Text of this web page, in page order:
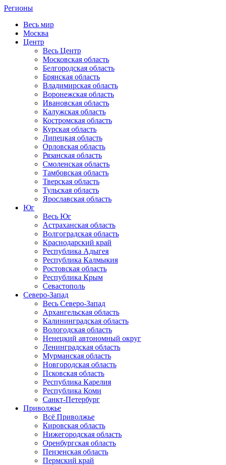
Регионы
Весь мир
Москва
Центр
Весь Центр
Московская область
Белгородская область
Брянская область
Владимирская область
Воронежская область
Ивановская область
Калужская область
Костромская область
Курская область
Липецкая область
Орловская область
Рязанская область
Смоленская область
Тамбовская область
Тверская область
Тульская область
Ярославская область
Юг
Весь Юг
Астраханская область
Волгоградская область
Краснодарский край
Республика Адыгея
Республика Калмыкия
Ростовская область
Республика Крым
Севастополь
Северо-Запад
Весь Северо-Запад
Архангельская область
Калининградская область
Вологодская область
Ненецкий автономный округ
Ленинградская область
Мурманская область
Новгородская область
Псковская область
Республика Карелия
Республика Коми
Санкт-Петербург
Приволжье
Всё Приволжье
Кировская область
Нижегородская область
Оренбургская область
Пензенская область
Пермский край